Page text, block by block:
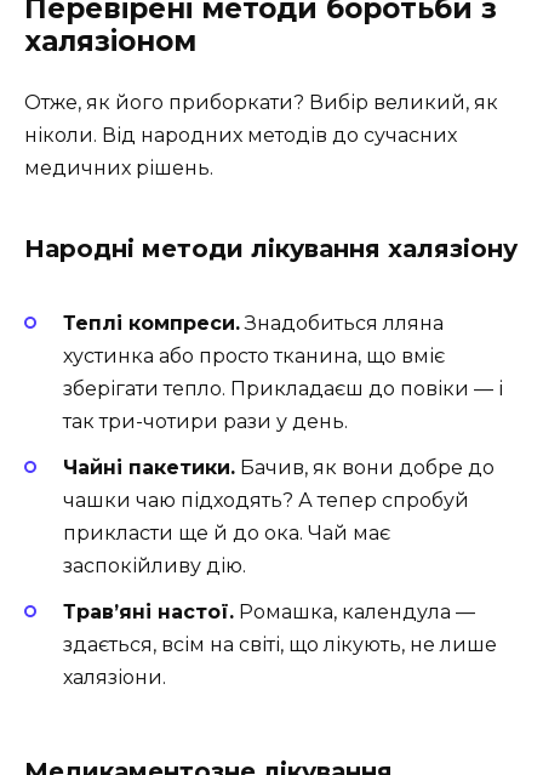
Перевірені методи боротьби з
халязіоном
Отже, як його приборкати? Вибір великий, як
ніколи. Від народних методів до сучасних
медичних рішень.
Народні методи лікування халязіону
Теплі компреси.Знадобиться лляна
хустинка або просто тканина, що вміє
зберігати тепло. Прикладаєш до повіки — і
так три-чотири рази у день.
Чайні пакетики. Бачив, як вони добре до
чашки чаю підходять? А тепер спробуй
прикласти ще й до ока. Чай має
заспокійливу дію.
Трав’яні настої. Ромашка, календула —
здається, всім на світі, що лікують, не лише
халязіони.